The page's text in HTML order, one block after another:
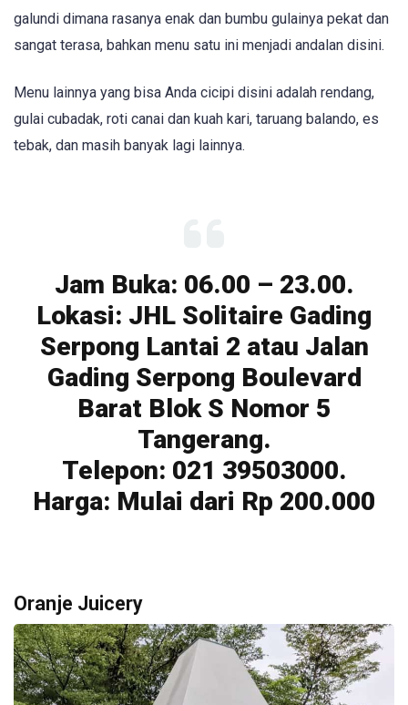
galundi dimana rasanya enak dan bumbu gulainya pekat dan
sangat terasa, bahkan menu satu ini menjadi andalan disini.
Menu lainnya yang bisa Anda cicipi disini adalah rendang,
gulai cubadak, roti canai dan kuah kari, taruang balando, es
tebak, dan masih banyak lagi lainnya.
Jam Buka: 06.00 – 23.00.
Lokasi: JHL Solitaire Gading
Serpong Lantai 2 atau Jalan
Gading Serpong Boulevard
Barat Blok S Nomor 5
Tangerang.
Telepon: 021 39503000.
Harga: Mulai dari Rp 200.000
Oranje Juicery